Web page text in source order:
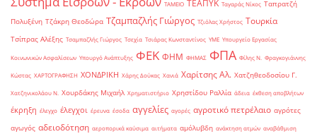
ΤΑΜΕΙΟ ΤΕΑΠΥΚ Ταγαράς Νίκος Ταπρατζή
Πολυξένη Τζάκρη Θεοδώρα Τζαμπαζλής Γιώργος Τζιόλας Χρήστος Τουρκία
Τσίπρας Αλέξης Τσαμπαζλής Γιώργος Τσεχία Τσιάρας Κωνσταντίνος ΥΜΕ Υπουργείο Εργασίας
Κοινωνικών Ασφαλίσεων Υπουργό Ανάπτυξης ΦΕΚ ΦΗΜ ΦΗΜΑΣ ΦΠΑ Φίλης Ν. Φραγκογιάννης
Κώστας ΧΑΡΤΟΓΡΑΦΗΣΗ ΧΟΝΔΡΙΚΗ Χάρης Δούκας Χανιά Χαρίτσης Αλ. Χατζηθεοδοσίου Γ.
Χατζηνικολάου Ν. Χουρδάκης Μιχαήλ Χρηματιστήριο Χρηστίδου Ραλλία άδεια έκθεση αποβλήτων
έκρηξη έλεγχο έλεγχοι έρευνα έσοδα αγγελίες αγορές αγροτικό πετρέλαιο αγρότες
αγωγός αδειοδότηση αεροπορικά καύσιμα αιτήματα αμόλυβδη ανάκτηση ατμών αναβάθμιση